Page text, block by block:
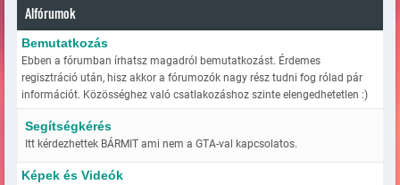
Alfórumok
Bemutatkozás
Ebben a fórumban írhatsz magadról bemutatkozást. Érdemes
regisztráció után, hisz akkor a fórumozók nagy rész tudni fog rólad pár
információt. Közösséghez való csatlakozáshoz szinte elengedhetetlen :)
Segítségkérés
Itt kérdezhettek BÁRMIT ami nem a GTA-val kapcsolatos.
Képek és Videók